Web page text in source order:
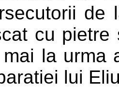
cu
la urma
lui